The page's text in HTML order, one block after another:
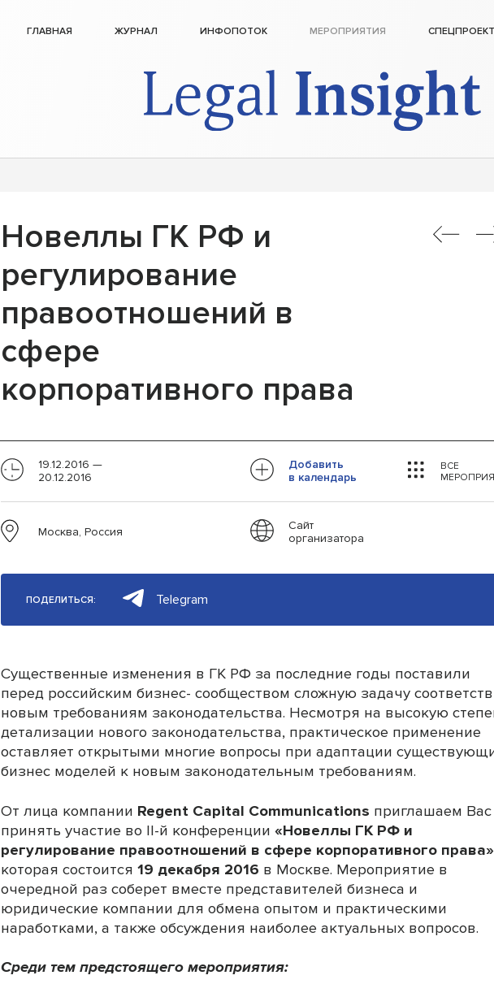
ГЛАВНАЯ ЖУРНАЛ ИНФОПОТОК МЕРОПРИЯТИЯ
Новеллы ГК РФ и
регулирование
правоотношений в
сфере
корпоративного права
19.12.2016 —
20.12.2016
Добавить
в календарь
ВСЕ
Москва, Россия
Сайт
организатора
ПОДЕЛИТЬСЯ: Telegram
Существенные изменения в ГК РФ за последние годы поставили
перед российским бизнес- сообществом сложную задачу
новым требованиям законодательства. Несмотря на высокую
детализации нового законодательства, практическое применение
оставляет открытыми многие вопросы при адаптации
бизнес моделей к новым законодательным требованиям.
От лица компании Regent Capital Communications приглашаем Вас
принять участие во II-й конференции «Новеллы ГК РФ и
регулирование правоотношений в сфере корпоративного права»
которая состоится 19 декабря 2016 в Москве. Мероприятие в
очередной раз соберет вместе представителей бизнеса и
юридические компании для обмена опытом и практическими
наработками, а также обсуждения наиболее актуальных вопросов.
Среди тем предстоящего мероприятия: